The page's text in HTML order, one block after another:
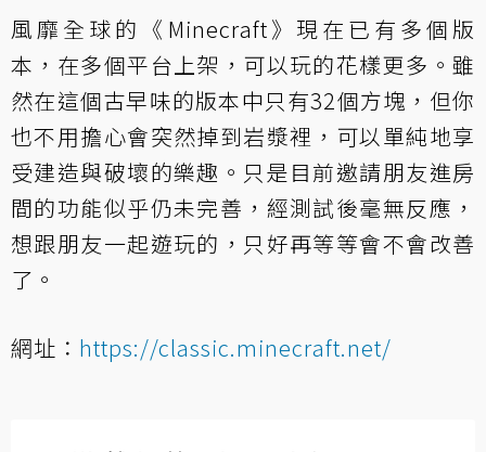
風靡全球的《Minecraft》現在已有多個版
本，在多個平台上架，可以玩的花樣更多。雖
然在這個古早味的版本中只有32個方塊，但你
也不用擔心會突然掉到岩漿裡，可以單純地享
受建造與破壞的樂趣。只是目前邀請朋友進房
間的功能似乎仍未完善，經測試後毫無反應，
想跟朋友一起遊玩的，只好再等等會不會改善
了。
網址： https://classic.minecraft.net/